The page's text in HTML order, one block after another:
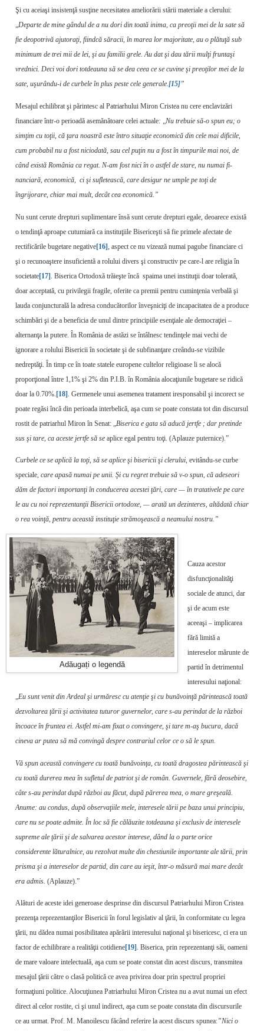
Şi cu aceiaşi insistenţă susţine necesitatea ameliorării stării materiale a clerului:
„Departe de mine gândul de a nu dori din toată inima, ca preoţii mei de la sate să
fie deopotrivă ajutoraţi, fiindcă săracii, în marea lor majoritate, au o plătuţă sub
minimum de trei mii de lei, şi au familii grele. Au dat şi dau tării mulţi fruntaşi
vrednici. Deci voi dori totdeauna să se dea ceea ce se cuvine şi preoţilor mei de la
sate, uşurându-i de curbele în plus peste cele generale.[15]”
Mesajul echilibrat şi părintesc al Patriarhului Miron Cristea nu cere enclavizări
financiare într-o perioadă asemănătoare celei actuale:
Nu trebuie să-o spun eu; o
simţim cu toţii, că ţara noastră este întro situaţie economică din cele mai dificile,
cum probabil nu a fost nicio­dată, sau cel puţin nu a fost în timpurile mai noi, de
când există România ca regat. N-am fost nici în o astfel de stare, nu numai fi­
nanciară, economică, ci şi sufletească, care desigur ne umple pe toţi de
îngrijorare, chiar mai mult, decât cea economică.”
Nu sunt cerute drepturi suplimentare însă sunt cerute drepturi egale, deoarece există
o tendinţă aproape cutumiară ca instituţiile Bisericeşti să fie primele afectate de
rectificările bugetare negative[16] , aspect ce nu vizează numai pagube financiare ci
şi o recunoaştere insuficientă a rolului divers şi constructiv pe care-l are religia în
societate[17] . Biserica Ortodoxă trăieşte încă spaima unei instituţii doar tolerată,
doar acceptată, cu privilegii fragile, oferite ca premii pentru cuminţenia verbală şi
lauda conjuncturală la adresa conducătorilor înveşniciţi de incapacitatea de a produce
schimbări şi de a beneficia de unul dintre principiile esenţiale ale democraţiei –
alternanţa la putere. În România de astăzi se întâlnesc tendinţele mai vechi de
ignorare a rolului Bisericii în societate şi de subfinanţare creându-se vizibile
nedreptăţi. În timp ce în toate statele europene cultelor religioase li se alocă
proporţional între 1,1% şi 2% din P.I.B. în România alocaţiunile bugetare se ridică
doar la 0.70%. [18] . Germenele unui asemenea tratament iresponsabil şi incorect se
poate regăsi încă din perioada interbelică, aşa cum se poate constata tot din discursul
rostit de patriarhul Miron în Senat: „ Biserica e gata să aducă jertfe ; dar pretinde
sus şi tare, ca aceste jertfe să se aplice egal pentru toţi. (Aplauze puternice).”
Curbele ce se aplică la toţi, să se aplice şi bisericii şi clerului, evitându-se curbe
spe­ciale, care apasă numai pe unii. Şi cu regret trebuie să v-o spun, că adeseori
dăm de fac­tori importanţi în conducerea acestei ţări, care — în tratativele pe care
le au cu noi reprezen­tanţii Bisericii ortodoxe, — arată un dezinteres, altădată chiar
o rea voinţă, pentru această in­stituţie strămoşească a neamului nostru.”
Adăugați o legendă
Cauza acestor
disfuncţionalităţi
sociale de atunci, dar
şi de acum este
aceeaşi – implicarea
fără limită a
intereselor mărunte de
partid în detrimentul
interesului naţional:
„Eu sunt venit din Ardeal şi urmăresc cu atenţie şi cu bunăvoinţă părintească toată
dezvoltarea ţării şi activitatea tuturor guver­nelor, care s-au perindat de la război
încoace în fruntea ei. Astfel mi-am fixat o convingere, şi tare m-aş bucura, dacă
cineva ar putea să mă convingă despre contrariul celor ce o să le spun.
Vă spun această convingere cu toată bună­voinţa, cu toată dragostea părintească şi
cu toată durerea mea în sufletul de patriot şi de român. Guvernele, fără deosebire,
câte s-au perindat după război au făcut, după părerea mea, o mare greşeală.
Anume: au condus, după observaţiile mele, interesele tării pe baza unui principiu,
care nu se poate admite. În loc să fie călăuzite totdeauna şi exclusiv de intere­sele
supreme ale ţării şi de salvarea acestor int­erese, dând la o parte orice
considerente lă­turalnice, au rezolvat multe din chestiunile importante ale tării, prin
prisma şi a intere­selor de partid, din care au ieşit, într-o mă­sură mai mare decât
era admis. (Aplauze).”
Alături de aceste idei generoase desprinse din discursul Patriarhului Miron Cristea
prezenţa reprezentanţilor Bisericii în forul legislativ al ţării, în conformitate cu legea
ţării, nu dădea numai posibilitatea apărării interesului naţional şi bisericesc, ci era un
factor de echilibrare a realităţii cotidiene[19] . Biserica, prin reprezentanţi săi, oameni
de mare valoare intelectuală, aşa cum se poate constat din acest discurs, transmitea
mesajul ţării către o clasă politică ce avea privirea doar prin spectrul propriei
formaţiuni politice. Alocuţiunea Patriarhului Miron Cristea nu a avut numai un efect
direct al celor rostite, ci şi unul indirect, aşa cum se poate constata din discursurile
ce au urmat. Prof. M. Manoilescu făcând referire la acest discurs spunea:”Nici o